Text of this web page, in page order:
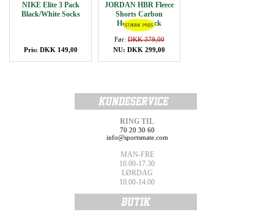
NIKE Elite 3 Pack
Black/White Socks
Pris: DKK 149,00
JORDAN HBR Fleece
Shorts Carbon
Heather/Black
Før:DKK 379,00
NU: DKK 299,00
RING TIL
70 20 30 60
info@sportsmate.com
MAN-FRE
10.00-17.30
LØRDAG
10.00-14.00